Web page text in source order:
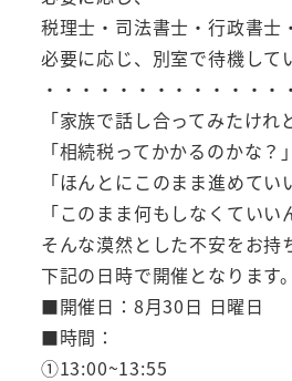
税理士・司法書士・行政書
必要に応じ、別室で待機して
・・・・・・・・・・・・・
「家族で話し合ってみたけ
「相続税ってかかるのかな？」
「ほんとにこのまま進めてい
「このまま何もしなくていい
そんな漠然とした不安をお持
下記の日時で開催となります。
■開催日：8月30日 日曜日
■時間：
①13:00~13:55